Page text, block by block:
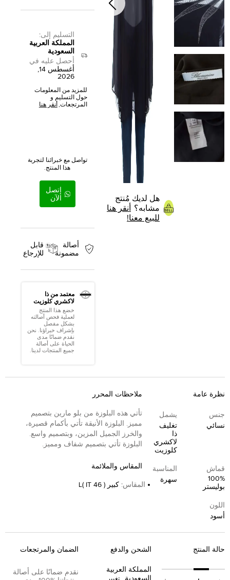
هل لديك مُنتج
مشابه؟
أنقر هنا
للبيع معنا!
التسليم إلى:
المملكة العربية
السعودية
أحصل عليه في
أغسطس 14,
2026
للمزيد من المعلومات
حول التسليم و
المرتجعات, أنقر هنا
تواصل مع خبرائنا لتجربة
هذا المنتج.
إتصل
الآن
أصالة
مضمونة
قابل
للإرجاع
معتمد من ذا
لاكشري كلوزيت
خضع هذا المنتج
لعملية فحص أصالته
بشكل مفصل
بإشراف خبراؤنا. نحن
نقدم ضمانًا مدى
الحياة على أصالة
جميع المنتجات لدينا.
نظرة عامة
جنس
نسائي
يشمل
تغليف
ذا
لاكشري
كلوزيت
قماش
100%
بوليستر
المناسبة
سهرة
اللون
أسود
ملاحظات المحرر
تأتي هذه البلوزة من بلو مارين بتصميم
مميز. البلوزة الأنيقة تأتي بأكمام قصيرة،
والخرز الجميل المزين، وبتصميم واسع.
البلوزة تأتي بتصميم شفاف ومميز.
المقاس والملائمة
المقاس: كبير L( IT 46 )
حالة المنتج الشحن والدفع
المملكة العربية
السعودية
الضمان والمرتجعات
نقدم ضمانًا على أصالة